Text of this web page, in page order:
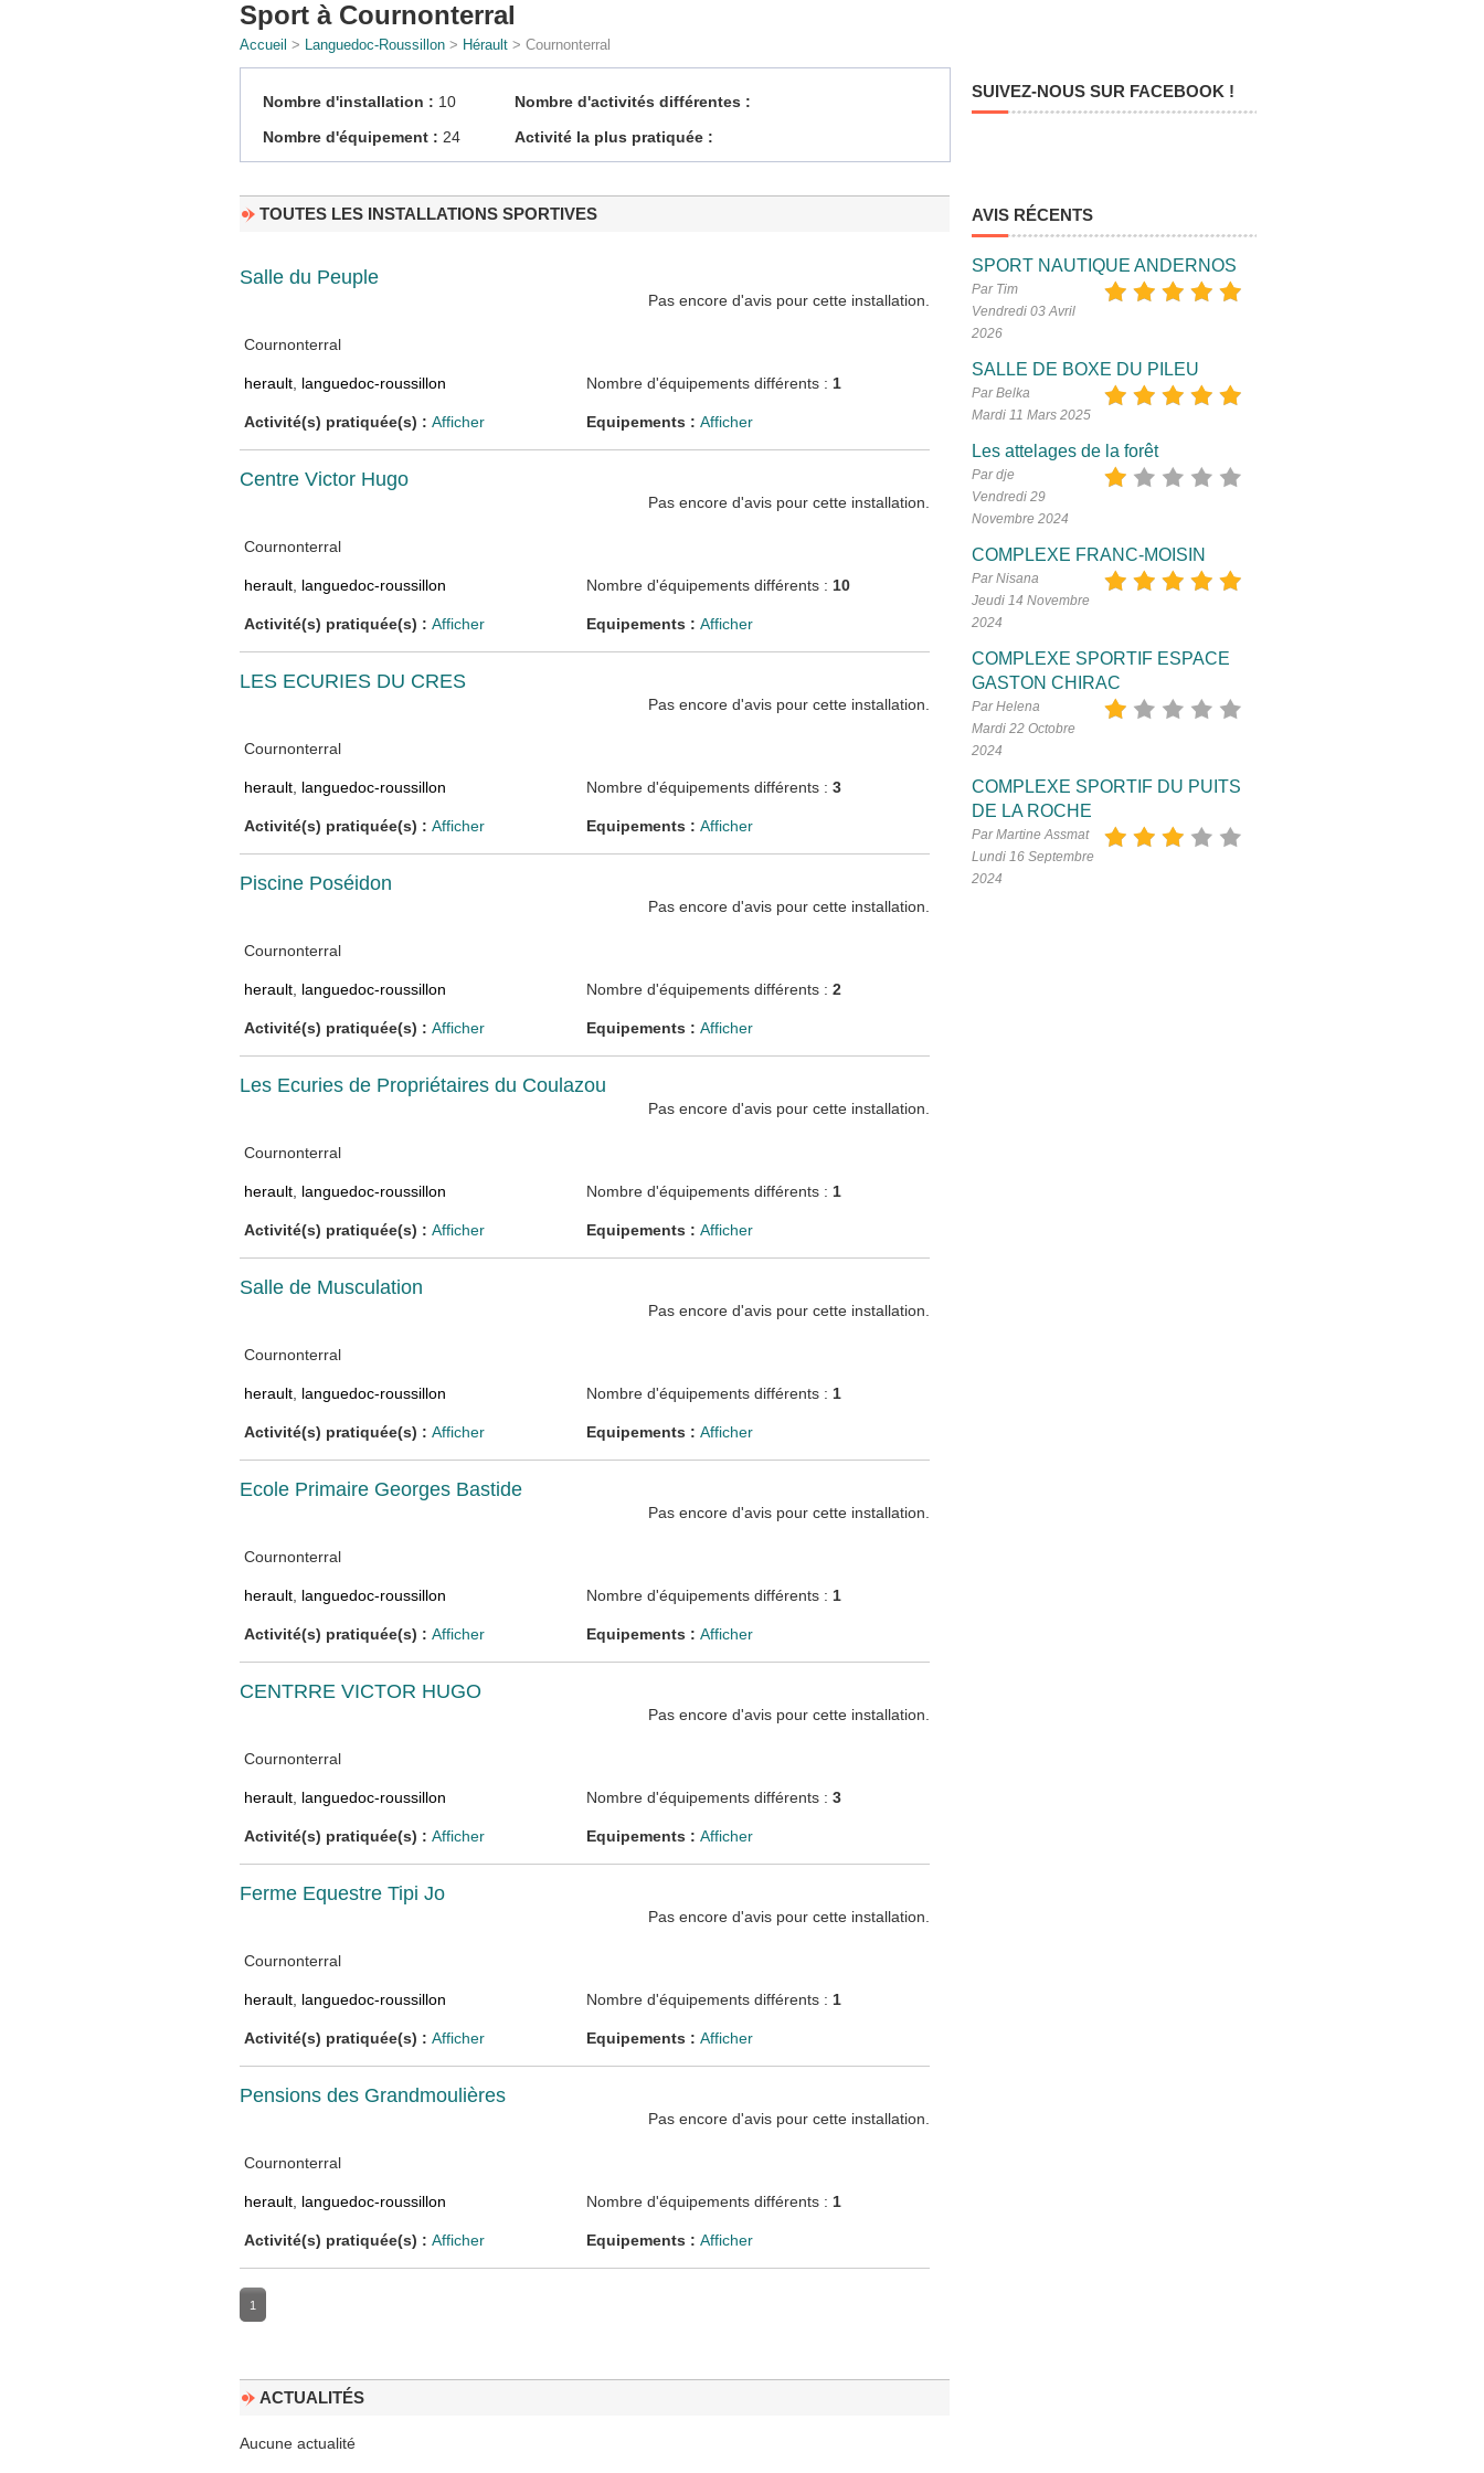
Sport à Cournonterral
Accueil > Languedoc-Roussillon> Hérault> Cournonterral
Nombre d'installation : 10
Nombre d'équipement : 24
Nombre d'activités différentes :
Activité la plus pratiquée :
TOUTES LES INSTALLATIONS SPORTIVES
Salle du Peuple
Pas encore d'avis pour cette installation.
Cournonterral
herault, languedoc-roussillon Nombre d'équipements différents : 1
Activité(s) pratiquée(s) : Afficher Equipements : Afficher
Centre Victor Hugo
Pas encore d'avis pour cette installation.
Cournonterral
herault, languedoc-roussillon Nombre d'équipements différents : 10
Activité(s) pratiquée(s) : Afficher Equipements : Afficher
LES ECURIES DU CRES
Pas encore d'avis pour cette installation.
Cournonterral
herault, languedoc-roussillon Nombre d'équipements différents : 3
Activité(s) pratiquée(s) : Afficher Equipements : Afficher
Piscine Poséidon
Pas encore d'avis pour cette installation.
Cournonterral
herault, languedoc-roussillon Nombre d'équipements différents : 2
Activité(s) pratiquée(s) : Afficher Equipements : Afficher
Les Ecuries de Propriétaires du Coulazou
Pas encore d'avis pour cette installation.
Cournonterral
herault, languedoc-roussillon Nombre d'équipements différents : 1
Activité(s) pratiquée(s) : Afficher Equipements : Afficher
Salle de Musculation
Pas encore d'avis pour cette installation.
Cournonterral
herault, languedoc-roussillon Nombre d'équipements différents : 1
Activité(s) pratiquée(s) : Afficher Equipements : Afficher
Ecole Primaire Georges Bastide
Pas encore d'avis pour cette installation.
Cournonterral
herault, languedoc-roussillon Nombre d'équipements différents : 1
Activité(s) pratiquée(s) : Afficher Equipements : Afficher
CENTRRE VICTOR HUGO
Pas encore d'avis pour cette installation.
Cournonterral
herault, languedoc-roussillon Nombre d'équipements différents : 3
Activité(s) pratiquée(s) : Afficher Equipements : Afficher
Ferme Equestre Tipi Jo
Pas encore d'avis pour cette installation.
Cournonterral
herault, languedoc-roussillon Nombre d'équipements différents : 1
Activité(s) pratiquée(s) : Afficher Equipements : Afficher
Pensions des Grandmoulières
Pas encore d'avis pour cette installation.
Cournonterral
herault, languedoc-roussillon Nombre d'équipements différents : 1
Activité(s) pratiquée(s) : Afficher Equipements : Afficher
1
ACTUALITÉS
Aucune actualité
SUIVEZ-NOUS SUR FACEBOOK !
AVIS RÉCENTS
SPORT NAUTIQUE ANDERNOS
Par Tim
Vendredi 03 Avril
2026
SALLE DE BOXE DU PILEU
Par Belka
Mardi 11 Mars 2025
Les attelages de la forêt
Par dje
Vendredi 29
Novembre 2024
COMPLEXE FRANC-MOISIN
Par Nisana
Jeudi 14 Novembre
2024
COMPLEXE SPORTIF ESPACE
GASTON CHIRAC
Par Helena
Mardi 22 Octobre
2024
COMPLEXE SPORTIF DU PUITS
DE LA ROCHE
Par Martine Assmat
Lundi 16 Septembre
2024